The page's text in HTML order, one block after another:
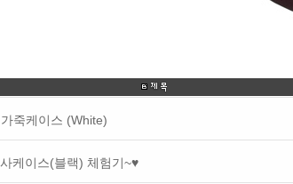
죽케이스 (White)
케이스(블랙) 체험기~♥